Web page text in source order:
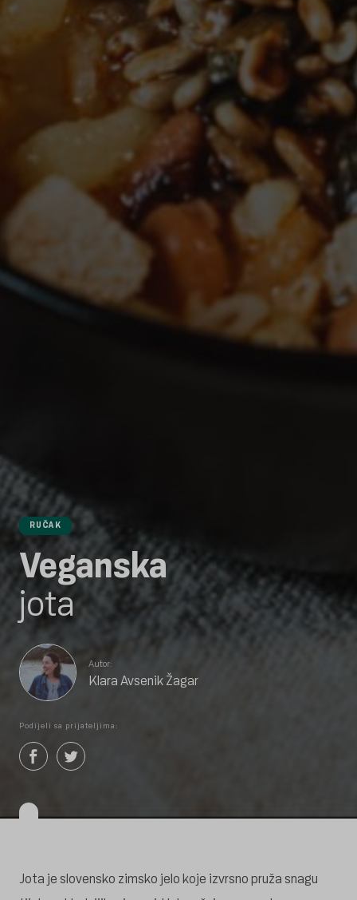
RUČAK
Veganska
jota
Autor:
Klara Avsenik Žagar
Podijeli sa prijateljima:
Jota je slovensko zimsko jelo koje izvrsno pruža snagu